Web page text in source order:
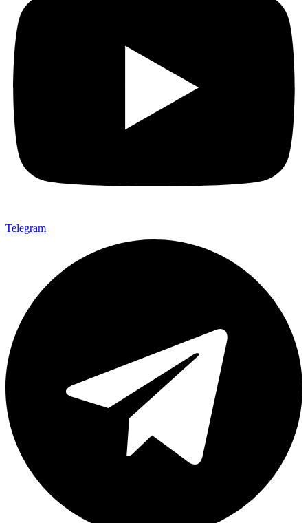
Telegram